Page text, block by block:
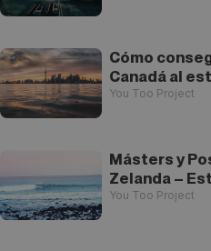
Cómo
Canadá al
You Too Project
Másters y
Zelanda –
You Too Project